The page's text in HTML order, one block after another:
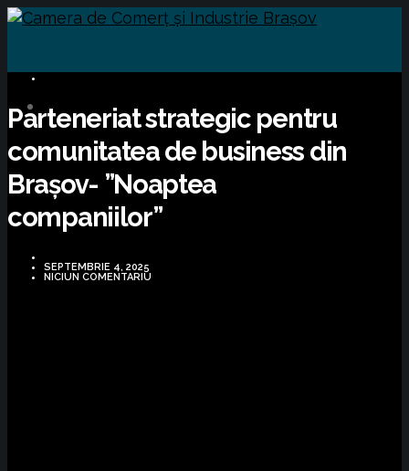
Parteneriat strategic pentru
comunitatea de business din
Brașov- ”Noaptea
companiilor”
SEPTEMBRIE 4, 2025
NICIUN COMENTARIU